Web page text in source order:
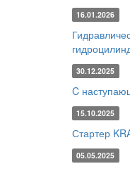
16.01.2026
30.12.2025
C
15.10.2025
Стартер
05.05.2025